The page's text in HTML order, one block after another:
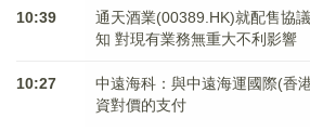
10:39
通天酒業(00389.HK)就配售協
知 對現有業務無重大不利影響
10:27
中遠海科：與中遠海運國際(香
資對價的支付